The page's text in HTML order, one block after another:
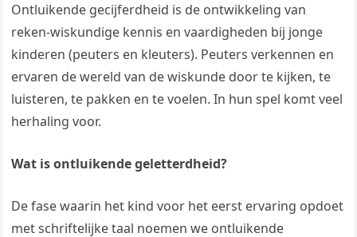
Ontluikende gecijferdheid is de ontwikkeling van
reken-wiskundige kennis en vaardigheden bij jonge
kinderen (peuters en kleuters). Peuters verkennen en
ervaren de wereld van de wiskunde door te kijken, te
luisteren, te pakken en te voelen. In hun spel komt veel
herhaling voor.
Wat is ontluikende geletterdheid?
De fase waarin het kind voor het eerst ervaring opdoet
met schriftelijke taal noemen we ontluikende